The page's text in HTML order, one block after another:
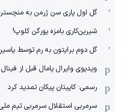
گل اول پاری سن ژرمن به
شیرین‌کاری بامزه یورگن کلوپ!
گل دوم برایتون به رم توسط
ویدیوی وایرال یامال قبل از
رسمی: کاپیتان پیکان تمدید کرد
سرمربی استقلال سرمربی تیم